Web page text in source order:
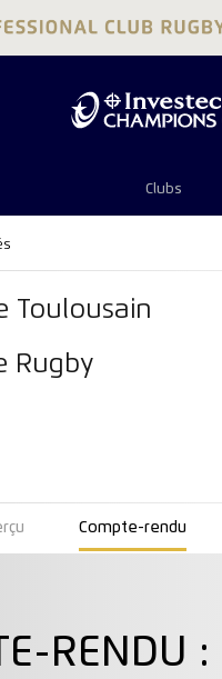
Clubs
Toulousain
Rugby
Compte-rendu